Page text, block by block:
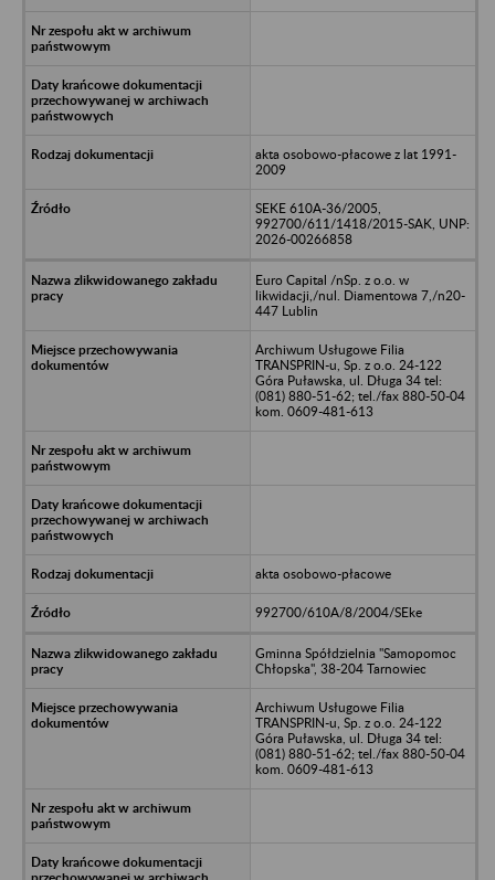
akta osobowo-płacowe z lat 1991-
2009
SEKE 610A-36/2005,
992700/611/1418/2015-SAK, UNP:
2026-00266858
Euro Capital /nSp. z o.o. w
likwidacji,/nul. Diamentowa 7,/n20-
447 Lublin
Archiwum Usługowe Filia
TRANSPRIN-u, Sp. z o.o. 24-122
Góra Puławska, ul. Długa 34 tel:
(081) 880-51-62; tel./fax 880-50-04
kom. 0609-481-613
akta osobowo-płacowe
992700/610A/8/2004/SEke
Gminna Spółdzielnia "Samopomoc
Chłopska", 38-204 Tarnowiec
Archiwum Usługowe Filia
TRANSPRIN-u, Sp. z o.o. 24-122
Góra Puławska, ul. Długa 34 tel:
(081) 880-51-62; tel./fax 880-50-04
kom. 0609-481-613